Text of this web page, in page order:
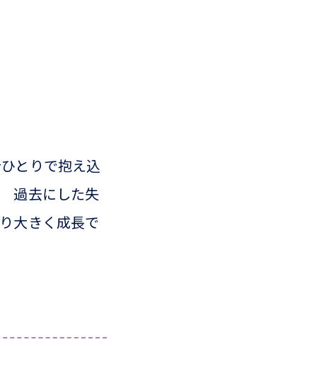
とりで抱え込
過去にした失
大きく成長で